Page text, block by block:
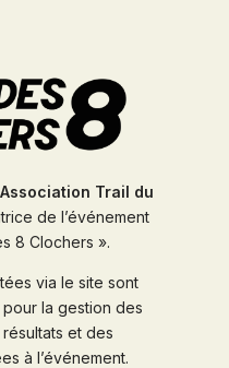
Association Trail du
de l’événement
8 Clochers ».
via le site sont
la gestion des
et des
à l’événement.